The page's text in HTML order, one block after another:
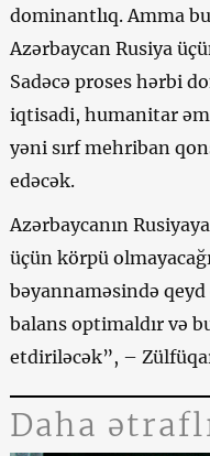
dominantlıq. Amma
Azərbaycan Rusiya
Sadəcə proses hərbi
iqtisadi, humanitar
yəni sırf mehriban
edəcək.
Azərbaycanın
üçün körpü
bəyannaməsində
balans optimaldır və
etdiriləcək”, –
Daha